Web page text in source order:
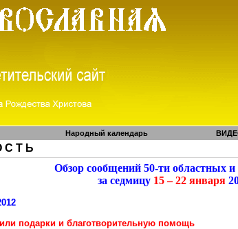
Народный календарь
С Т Ь
Обзор сообщений 50-ти областных
за седмицу15 – 22 января
подарки и благотворительную помощь